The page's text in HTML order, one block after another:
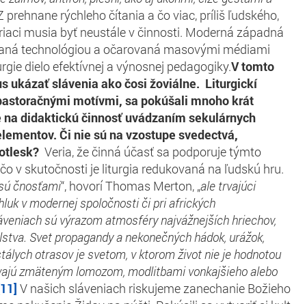
prehnane rýchleho čítania a čo viac, príliš ľudského,
musia byť neustále v činnosti. Moderná západná
technológiou a očarovaná masovými médiami
dielo efektívnej a výnosnej pedagogiky.V tomto
ukázať slávenia ako čosi žoviálne. Liturgickí
motívmi, sa pokúšali mnoho krát
didaktickú činnosť uvádzaním sekulárnych
Či nie sú na vzostupe svedectvá,
Veria, že činná účasť sa podporuje týmto
v skutočnosti je liturgia redukovaná na ľudskú hru.
čnosťami“, hovorí Thomas Merton, „ale trvajúci
v modernej spoločnosti či pri afrických
sú výrazom atmosféry najvážnejších hriechov,
Svet propagandy a nekonečných hádok, urážok,
otrasov je svetom, v ktorom život nie je hodnotou
zmäteným lomozom, modlitbami vonkajšieho alebo
V našich sláveniach riskujeme zanechanie Božieho